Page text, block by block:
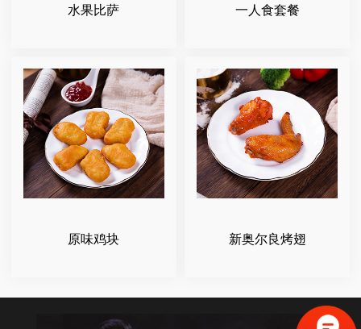
水果比萨 一人食套餐
原味鸡块 新奥尔良烤翅